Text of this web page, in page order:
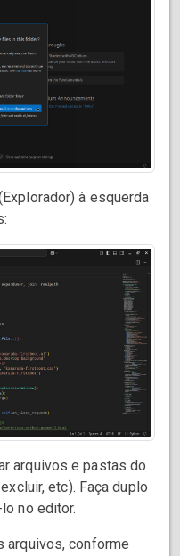
à esquerda
arquivos e pastas do
etc). Faça duplo
no editor.
arquivos, conforme